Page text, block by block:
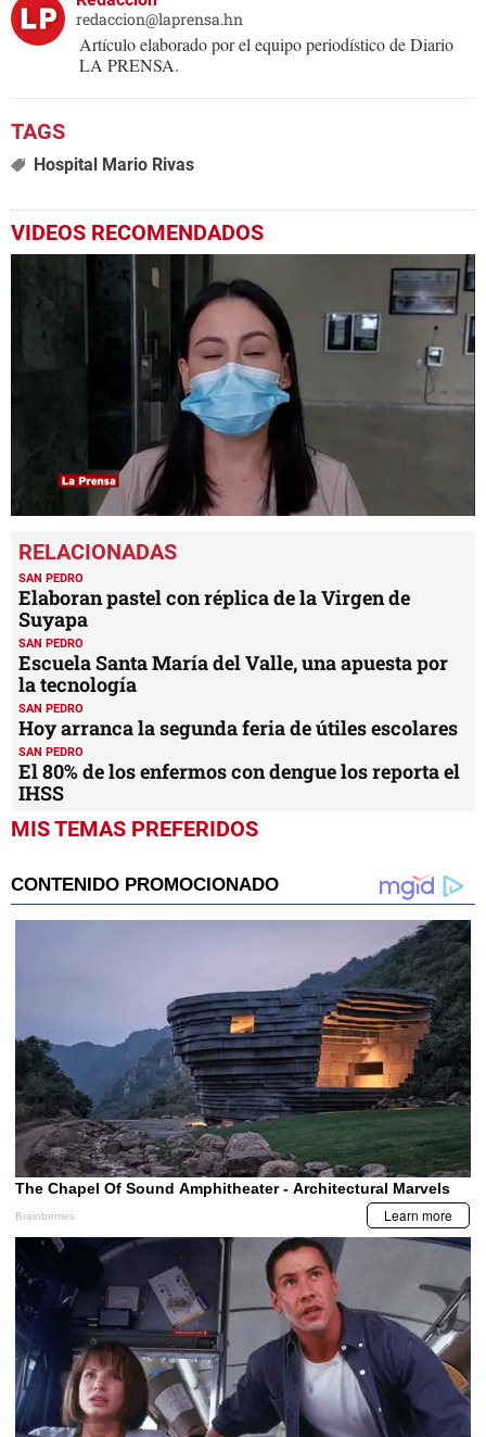
redaccion@laprensa.hn
Artículo elaborado por el equipo periodístico de Diario
LA PRENSA.
Hospital Mario Rivas
VIDEOS RECOMENDADOS
seconds
of
2
minutes,
58
seconds
SAN PEDRO
Elaboran pastel con réplica de la Virgen de
Suyapa
SAN PEDRO
Escuela Santa María del Valle, una apuesta por
la tecnología
SAN PEDRO
Hoy arranca la segunda feria de útiles escolares
SAN PEDRO
El 80% de los enfermos con dengue los reporta el
IHSS
MIS TEMAS PREFERIDOS